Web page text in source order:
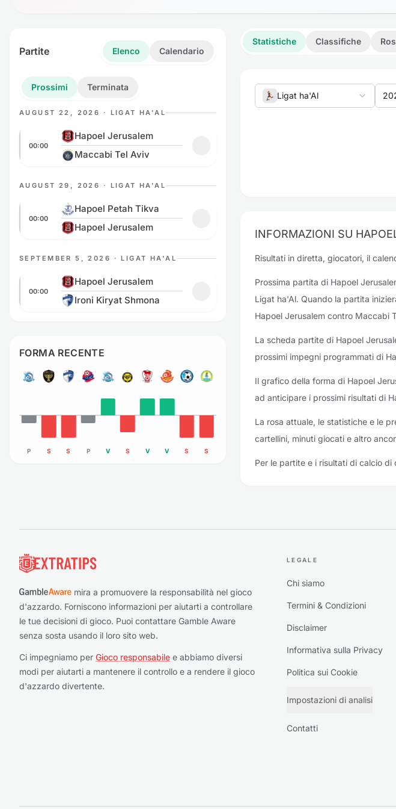
Partite Elenco Calendario
Prossimi Terminata
AUGUST 22, 2026 · LIGAT HA'AL
Hapoel Jerusalem vs Maccabi Tel Aviv
00:00
Hapoel Jerusalem
Maccabi Tel Aviv
Aggiungi ai preferiti: Hapoel Jerusalem vs
AUGUST 29, 2026 · LIGAT HA'AL
Hapoel Petah Tikva vs Hapoel Jerusalem
00:00
Hapoel Petah Tikva
Hapoel Jerusalem
SEPTEMBER 5, 2026 · LIGAT HA'AL
Hapoel Jerusalem vs Ironi Kiryat Shmona
00:00
Hapoel Jerusalem
Ironi Kiryat Shmona
Aggiungi ai preferiti: Hapoel Jerusalem vs Ironi
FORMA RECENTE
P S S P V S V V S S
Statistiche Classifiche
Ligat ha'Al
INFORMAZIONI SU
Risultati in diretta, giocatori, il
Prossima partita di Hapoel
Ligat ha'Al. Quando la partita
Hapoel Jerusalem contro Maccabi
La scheda partite di Hapoel
prossimi impegni programmati di
Il grafico della forma di Hapoel
ad anticipare i prossimi risultati di
La rosa attuale, le statistiche e le
cartellini, minuti giocati e altro
Per le partite e i risultati di calcio
mira a promuovere la responsabilità nel gioco
d'azzardo. Forniscono informazioni per aiutarti a controllare
le tue decisioni di gioco. Puoi contattare Gamble Aware
senza sosta usando il loro sito web.
Ci impegniamo per Gioco responsabile e abbiamo diversi
modi per aiutarti a mantenere il controllo e a rendere il gioco
d'azzardo divertente.
LEGALE
Chi siamo
Termini & Condizioni
Disclaimer
Informativa sulla Privacy
Politica sui Cookie
Impostazioni di analisi
Contatti